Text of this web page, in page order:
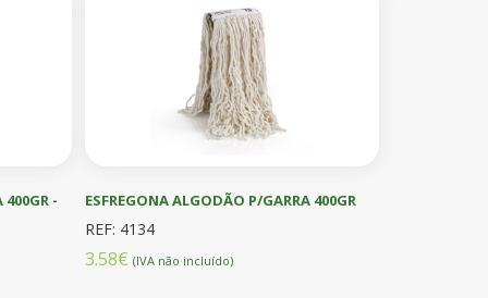
400GR - ESFREGONA ALGODÃO P/GARRA 400GR
REF: 4134
3.58€(IVA não incluído)